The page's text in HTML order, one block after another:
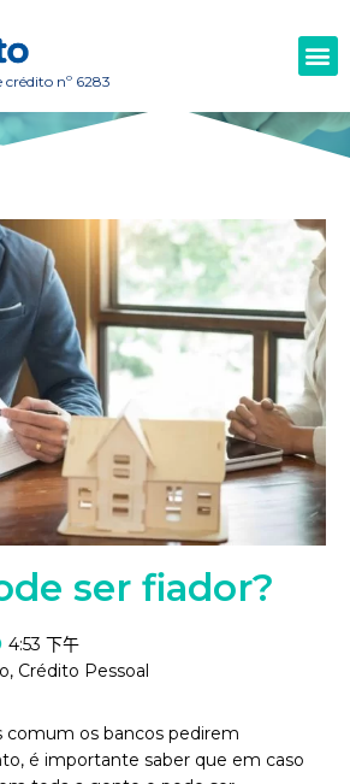
nº 6283
ser fiador?
4:53 下午
, Crédito Pessoal
comum os bancos pedirem
é importante saber que em caso